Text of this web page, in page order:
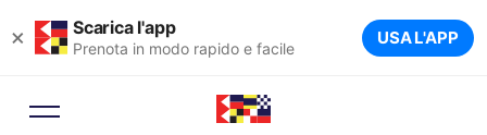
× Scarica l'app
Prenota in modo rapido e facile USA L'APP